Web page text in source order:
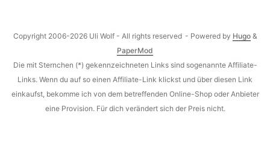
Copyright 2006-2026 Uli Wolf - All rights reserved - Powered by Hugo &
PaperMod
Die mit Sternchen (*) gekennzeichneten Links sind sogenannte Affiliate-
Links. Wenn du auf so einen Affiliate-Link klickst und über diesen Link
einkaufst, bekomme ich von dem betreffenden Online-Shop oder Anbieter
eine Provision. Für dich verändert sich der Preis nicht.